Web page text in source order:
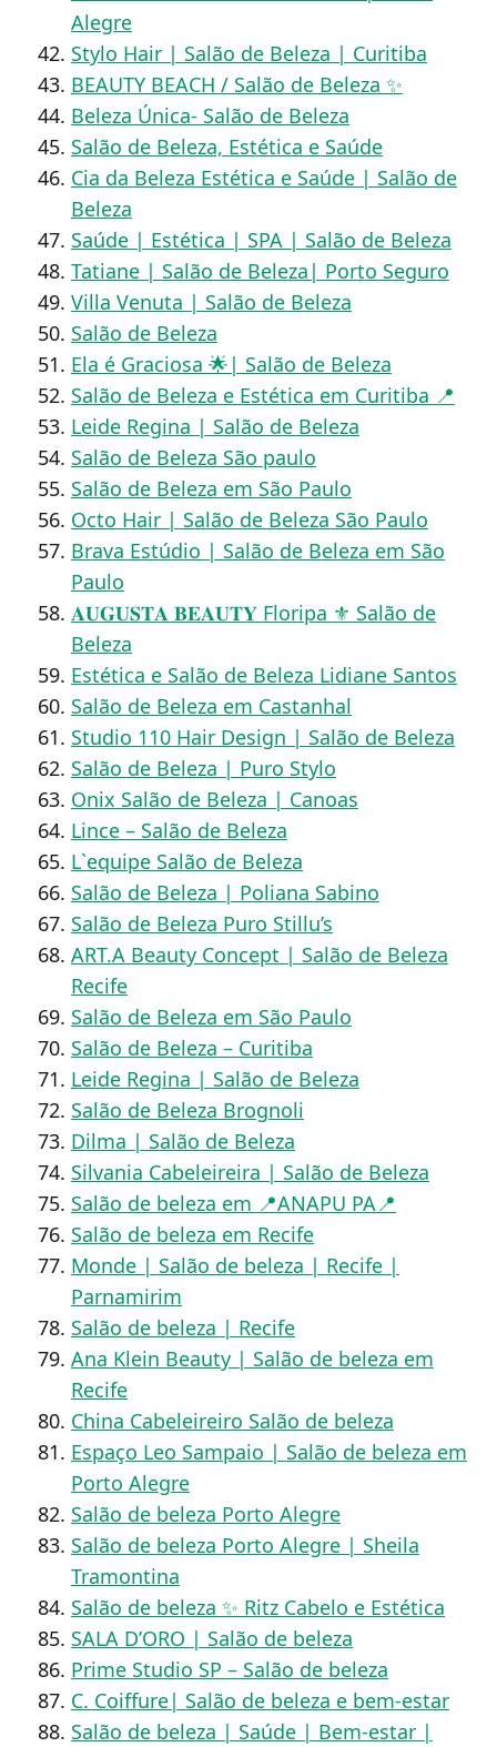
Alegre
Stylo Hair | Salão de Beleza | Curitiba
BEAUTY BEACH / Salão de Beleza ✨
Beleza Única- Salão de Beleza
Salão de Beleza, Estética e Saúde
Cia da Beleza Estética e Saúde | Salão de
Beleza
Saúde | Estética | SPA | Salão de Beleza
Tatiane | Salão de Beleza| Porto Seguro
Villa Venuta | Salão de Beleza
Salão de Beleza
Ela é Graciosa 🌟| Salão de Beleza
Salão de Beleza e Estética em Curitiba 📍
Leide Regina | Salão de Beleza
Salão de Beleza São paulo
Salão de Beleza em São Paulo
Octo Hair | Salão de Beleza São Paulo
Brava Estúdio | Salão de Beleza em São
Paulo
𝐀𝐔𝐆𝐔𝐒𝐓𝐀 𝐁𝐄𝐀𝐔𝐓𝐘 Floripa ⚜️ Salão de
Beleza
Estética e Salão de Beleza Lidiane Santos
Salão de Beleza em Castanhal
Studio 110 Hair Design | Salão de Beleza
Salão de Beleza | Puro Stylo
Onix Salão de Beleza | Canoas
Lince – Salão de Beleza
L`equipe Salão de Beleza
Salão de Beleza | Poliana Sabino
Salão de Beleza Puro Stillu’s
ART.A Beauty Concept | Salão de Beleza
Recife
Salão de Beleza em São Paulo
Salão de Beleza – Curitiba
Leide Regina | Salão de Beleza
Salão de Beleza Brognoli
Dilma | Salão de Beleza
Silvania Cabeleireira | Salão de Beleza
Salão de beleza em 📍ANAPU PA📍
Salão de beleza em Recife
Monde | Salão de beleza | Recife |
Parnamirim
Salão de beleza | Recife
Ana Klein Beauty | Salão de beleza em
Recife
China Cabeleireiro Salão de beleza
Espaço Leo Sampaio | Salão de beleza em
Porto Alegre
Salão de beleza Porto Alegre
Salão de beleza Porto Alegre | Sheila
Tramontina
Salão de beleza ✨ Ritz Cabelo e Estética
SALA D’ORO | Salão de beleza
Prime Studio SP – Salão de beleza
C. Coiffure| Salão de beleza e bem-estar
Salão de beleza | Saúde | Bem-estar |